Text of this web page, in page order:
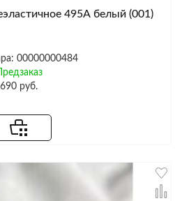
495A белый (001)
00000000484
Предзаказ
690 руб.